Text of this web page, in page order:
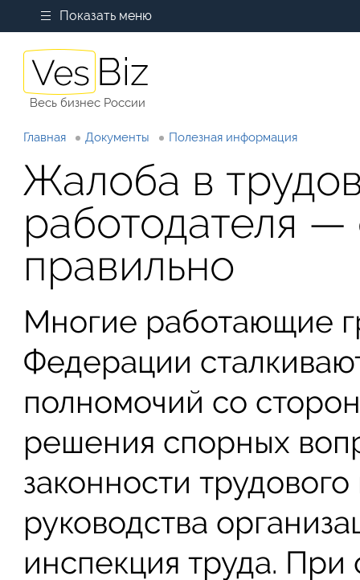
Показать меню
Весь бизнес России
Главная Документы Полезная информация
Жалоба в
работодателя
правильно
Многие работающие
Федерации
полномочий со
решения спорных
законности
руководства
инспекция труда.